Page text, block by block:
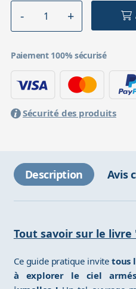
Paiement 100% sécurisé
Sécurité des produits
Description Avis
Tout savoir sur le
Ce guide pratique invitetous
à explorer le ciel